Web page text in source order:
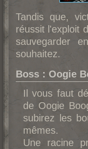
Tandis que,
réussit l'exploit
sauvegarder
souhaitez.
Boss : Oogie
Il vous faut
de Oogie
subirez les
mêmes.
Une racine